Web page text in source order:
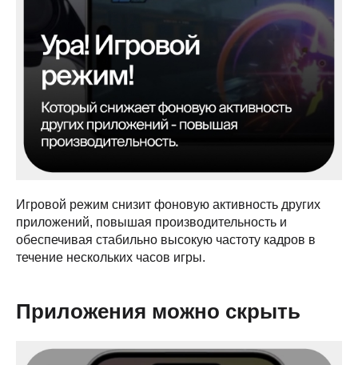
Игровой режим снизит фоновую активность других
приложений, повышая производительность и
обеспечивая стабильно высокую частоту кадров в
течение нескольких часов игры.
Приложения можно скрыть